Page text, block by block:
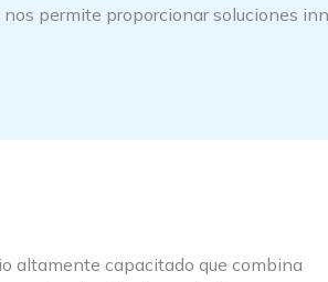
permite proporcionar soluciones
altamente capacitado que combina